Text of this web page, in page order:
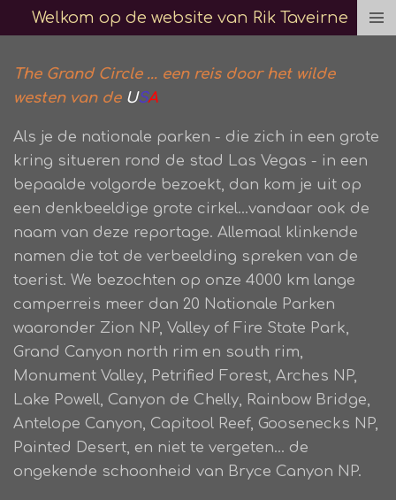
naar
de
Welkom op de website van Rik Taveirne
The Grand Circle ... een reis door het wilde
westen van de USA
Als je de nationale parken - die zich in een grote
kring situeren rond de stad Las Vegas - in een
bepaalde volgorde bezoekt, dan kom je uit op
een denkbeeldige grote cirkel...vandaar ook de
naam van deze reportage. Allemaal klinkende
namen die tot de verbeelding spreken van de
toerist. We bezochten op onze 4000 km lange
camperreis meer dan 20 Nationale Parken
waaronder Zion NP, Valley of Fire State Park,
Grand Canyon north rim en south rim,
Monument Valley, Petrified Forest, Arches NP,
Lake Powell, Canyon de Chelly, Rainbow Bridge,
Antelope Canyon, Capitool Reef, Goosenecks NP,
Painted Desert, en niet te vergeten... de
ongekende schoonheid van Bryce Canyon NP.